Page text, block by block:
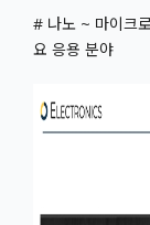
# 나노 ~ 마이크
요 응용 분야